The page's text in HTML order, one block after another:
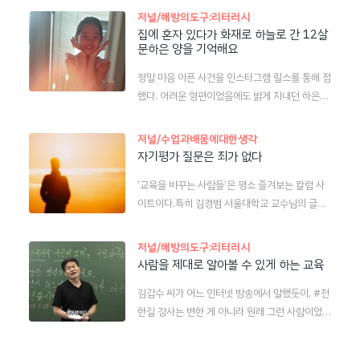
온 지 5년째가 되던 해인데, 서울에 있는 동안 지
하철역에서 엘리베이터를 본 것만 같다고 생각해
왔기에 좀 많이 놀랐어요. 그런데 과연 검색된 기
된 것이 2019년 9월이었습니다!바뀐 상식과 현
재의 경험은 과거에 대한 기억마저 동기화해 버릴
들었습니다.아주 가끔 동기부여를 위해서 사용할
일이 있지요.아래 링크된 디자인의 내용을 수정해
서 사용하세요.(로그인을 해야 합니다.) 매점상품
www.canva.com학교명을 수정하세요.발행인
이름을 수정하세요.금액을 수정하세요.사용기한
다운로드하세요.탐색기에서 파일을 '복사(Ctrl+
C)'합니다.아래에 첨부한 한글 문서 - 매점쿠폰 인
+V) 하세요.출력 후 자르고, 발행인 옆에 날인해서
나눠줍니다.
저널/해방의도구:리터러시
집에 혼자 있다가 화재로 하늘로 간 12살
문하은 양을 기억해요
정말 마음 아픈 사건을 인스타그램 릴스를 통해 접
했다. 어려운 형편이었음에도 밝게 지내던 하은이
어서 장기기증이라는 어려운 선택을 한 부모님의
마음이 느껴져서 더 마음이 아팠다. 집에 혼자 있
난달 말 집에 혼자 있다가 화재로 중태에 빠졌던 1
2살 문하은 양이 닷새 만에 결국 숨졌습니다. ...n
아파하기만 하면 안 된다.무엇을 어떻게 바꿀지를
알아야 요구할 수 있다.기사가 분석한 원인은 실제
지원을 받지 못했다는 데 있었다. 지난해부터 지병
을 앓던 하은 양 아버지는 화재 당시 병원에 있었
저널/수업과배움에대한생각
자기평가 질문은 죄가 없다
‘교육을 바꾸는 사람들’은 평소 즐겨보는 칼럼 사
이트이다.특히 김경범 서울대학교 교수님의 글을
다. ― ‘과세특’이 초래한 암묵적 교육과정, 위선조
차 필요 없도록 도덕 허물어 제목이 담고 있는 현
인 분석과 대안 제시는 너무 아쉽다. 특히 글쓴이
가 관찰한 선생님이 ‘자기평가 질문’을 활용하는
저널/해방의도구:리터러시
사람을 제대로 알아볼 수 있게 하는 교육
김갑수 씨가 어느 인터넷 방송에서 말했듯이, #전
한길 강사는 변한 게 아니라 원래 그런 사람이었